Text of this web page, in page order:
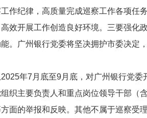
作纪律，高质量完成巡察工作各项任务
效开展工作创造良好环境。三要强化
。广州银行党委将坚决拥护市委决定
年7 月 底至9月 底 ，对广州银行党委
织主要负责人 和重点岗位领导干部 （
面的举报和反映。其他不属于巡察受